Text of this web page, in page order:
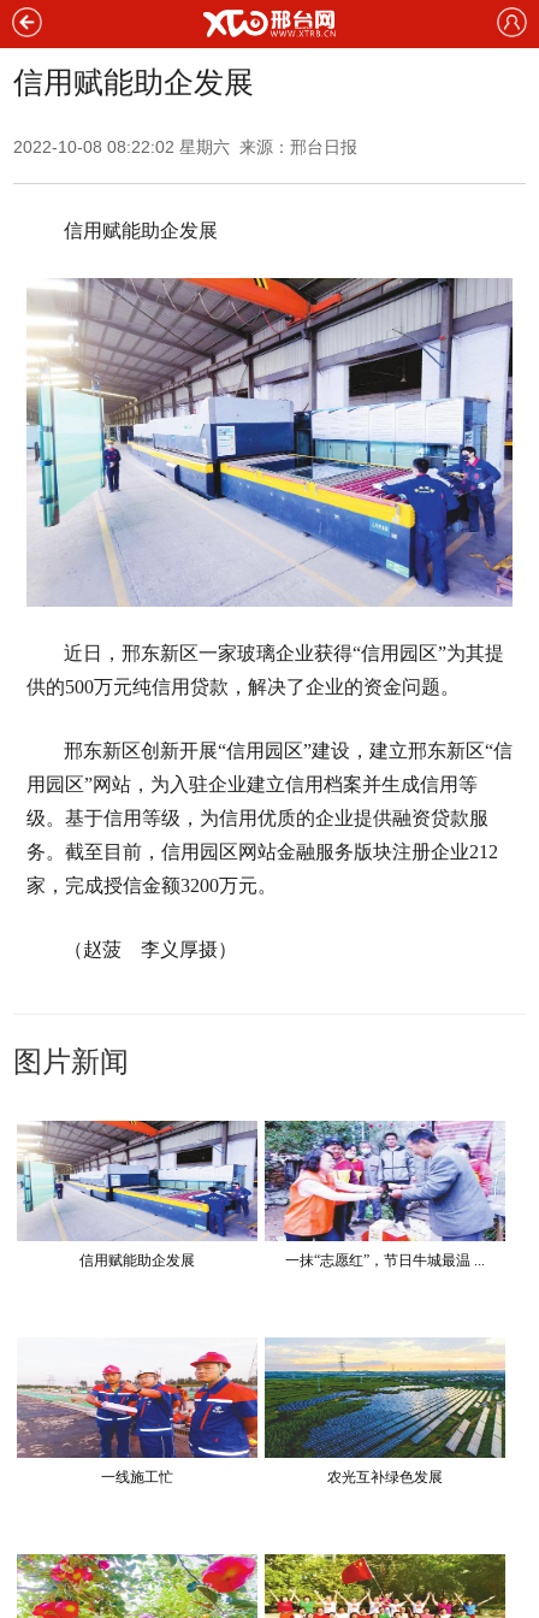
信用赋能助企发展
2022-10-08 08:22:02 星期六 来源：邢台日报
信用赋能助企发展
近日，邢东新区一家玻璃企业获得“信用园区”为其提
供的500万元纯信用贷款，解决了企业的资金问题。
邢东新区创新开展“信用园区”建设，建立邢东新区“信
用园区”网站，为入驻企业建立信用档案并生成信用等
级。基于信用等级，为信用优质的企业提供融资贷款服
务。截至目前，信用园区网站金融服务版块注册企业212
家，完成授信金额3200万元。
（赵菠 李义厚摄）
图片新闻
信用赋能助企发展 一抹“志愿红”，节日牛城最温 ...
一线施工忙 农光互补绿色发展